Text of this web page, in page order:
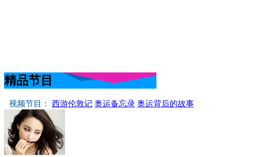
精品节目
视频节目： 西游伦敦记 奥运备忘录 奥运背后的故事